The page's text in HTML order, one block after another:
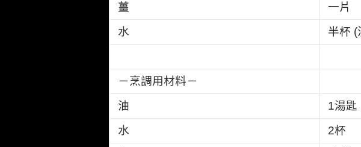
薑
一片
水
半杯 (
－烹調用材料－
油
1湯匙
水
2杯